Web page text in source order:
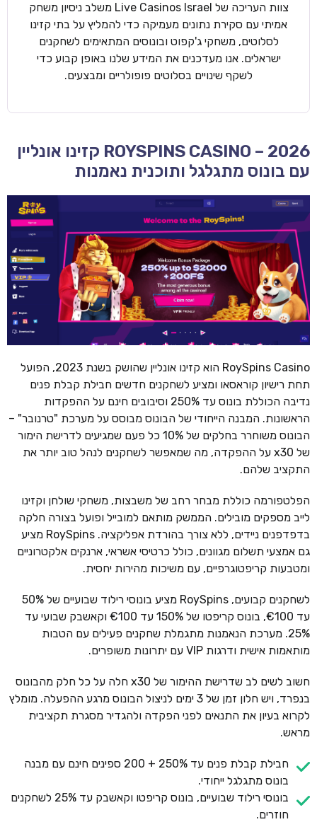
צוות העריכה של Live Casinos Israel משלב ניסיון משחק
אמיתי עם סקירת נתונים מעמיקה כדי להמליץ על בתי קזינו
לסלוטים, משחקי ג'קפוט ובונוסים המתאימים לשחקנים
ישראלים. אנו מעדכנים את המידע שלנו באופן קבוע כדי
לשקף שינויים בסלוטים פופולריים ומבצעים.
ROYSPINS CASINO – 2026 קזינו אונליין
עם בונוס מתגלגל ותוכנית נאמנות
RoySpins Casino הוא קזינו אונליין שהושק בשנת 2023, הפועל
תחת רישיון קוראסאו ומציע לשחקנים חדשים חבילת קבלת פנים
נדיבה הכוללת בונוס עד 250% וסיבובים חינם על ההפקדות
הראשונות. המבנה הייחודי של הבונוס מבוסס על מערכת "טרנובר" –
הבונוס משוחרר בחלקים של 10% כל פעם שמגיעים לדרישת הימור
של x30 על ההפקדה, מה שמאפשר לשחקנים לנהל טוב יותר את
התקציב שלהם.
הפלטפורמה כוללת מבחר רחב של משבצות, משחקי שולחן וקזינו
לייב מספקים מובילים. הממשק מותאם למובייל ופועל בצורה חלקה
בדפדפנים ניידים, ללא צורך בהורדת אפליקציה. RoySpins מציע
גם אמצעי תשלום מגוונים, כולל כרטיסי אשראי, ארנקים אלקטרוניים
ומטבעות קריפטוגרפיים, עם משיכות מהירות יחסית.
לשחקנים קבועים, RoySpins מציע בונוסי רילוד שבועיים של 50%
עד €100, בונוס קריפטו של 150% עד €100 וקאשבק שבועי עד
25%. מערכת הנאמנות מתגמלת שחקנים פעילים עם הטבות
מותאמות אישית ודרגות VIP עם יתרונות משופרים.
חשוב לשים לב שדרישת ההימור של x30 חלה על כל חלק מהבונוס
בנפרד, ויש חלון זמן של 3 ימים לניצול הבונוס מרגע ההפעלה. מומלץ
לקרוא בעיון את התנאים לפני הפקדה ולהגדיר מסגרת תקציבית
מראש.
חבילת קבלת פנים עד 250% + 200 ספינים חינם עם מבנה
בונוס מתגלגל ייחודי.
בונוסי רילוד שבועיים, בונוס קריפטו וקאשבק עד 25% לשחקנים
חוזרים.